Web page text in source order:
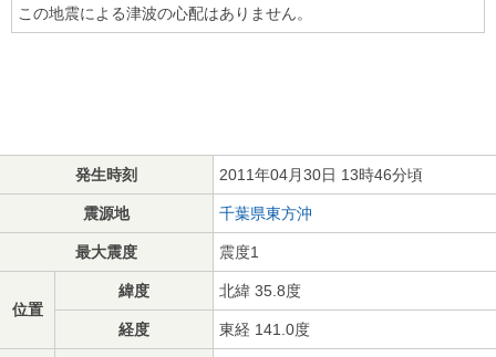
この地震による津波の心配はありません。
発生時刻 2011年04月30日 13時46分頃
震源地 千葉県東方沖
最大震度 震度1
位置
緯度 北緯 35.8度
経度 東経 141.0度